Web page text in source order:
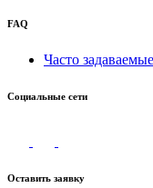
FAQ
Часто
Социальные сети
Оставить заявку